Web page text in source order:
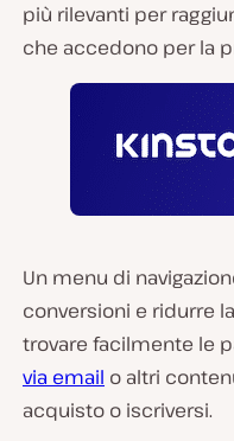
più rilevanti per
che accedono per la
Un menu di
conversioni e ridurre
trovare facilmente le
via email o altri
acquisto o iscriversi.